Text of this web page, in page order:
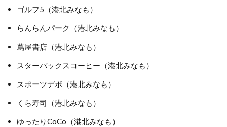
ゴルフ5（港北みなも）
らんらんパーク（港北みなも）
蔦屋書店（港北みなも）
スターバックスコーヒー（港北みなも）
スポーツデポ（港北みなも）
くら寿司（港北みなも）
ゆったりCoCo（港北みなも）